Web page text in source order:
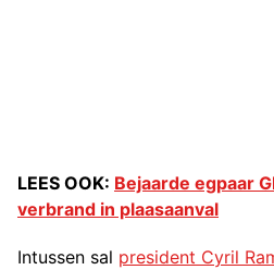
LEES OOK: Bejaarde egpaar
verbrand in plaasaanval
Intussen sal president Cyril